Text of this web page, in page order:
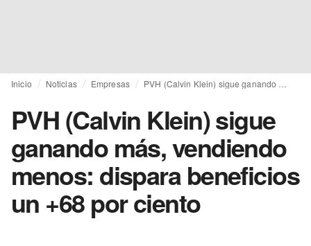
Inicio Noticias Empresas
PVH (Calvin Klein) sigue
ganando más, vendiendo
menos: dispara beneficios
un +68 por ciento